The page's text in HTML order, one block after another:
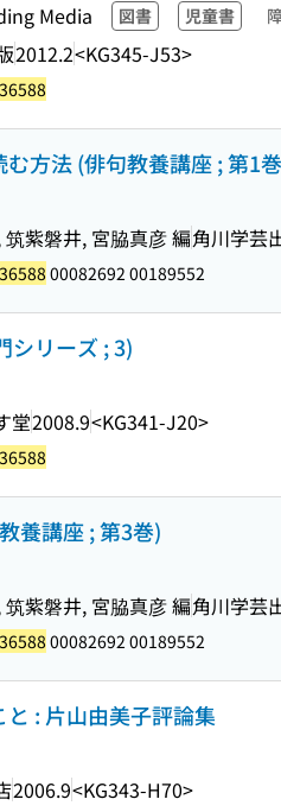
Media 図書 児童書
2012.2<KG345-J53>
方法 (俳句教養講座 ; 第1
紫磐井, 宮脇真彦 編角川学芸
00082692 00189552
シリーズ ; 3)
堂2008.9<KG341-J20>
養講座 ; 第3巻)
紫磐井, 宮脇真彦 編角川学芸
00082692 00189552
: 片山由美子評論集
2006.9<KG343-H70>